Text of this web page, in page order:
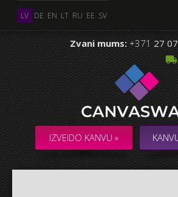
LV DE EN LT RU EE SV
Zvani mums: +371 27
IZVEIDO KANVU »
Vairāki Foto
KOLĀŽA / KOMPOZĪCIJA no